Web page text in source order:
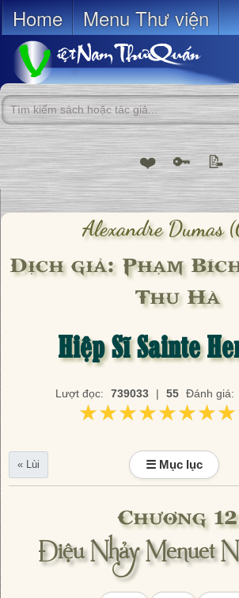
Home Menu Thư viện
❤️ 🔑 📝
Alexandre Dumas
Dịch giả: Phạm
Thu Hà
Hiệp Sĩ Sainte
Lượt đọc: 739033 | 55 Đánh giá:
« Lùi ☰ Mục lục
Chương 12
Điệu Nhảy Menuet